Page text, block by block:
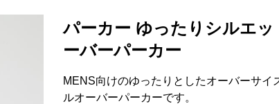
パーカー ゆったりシルエッ
ーバーパーカー
MENS向けのゆったりとしたオーバーサイ
ルオーバーパーカーです。